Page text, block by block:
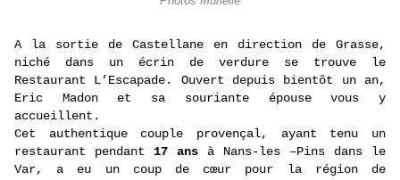
A la sortie de Castellane en direction de Grasse,
niché dans un écrin de verdure se trouve le
Restaurant L’Escapade. Ouvert depuis bientôt un an,
Eric Madon et sa souriante épouse vous y
accueillent.
Cet authentique couple provençal, ayant tenu un
restaurant pendant 17 ans à Nans-les –Pins dans le
Var, a eu un coup de cœur pour la région de